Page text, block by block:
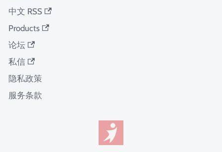
中文 RSS
Products
论坛
私信
隐私政策
服务条款